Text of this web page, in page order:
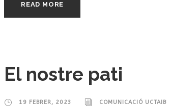
READ MORE
El nostre pati
19 FEBRER, 2023 COMUNICACIÓ UCTAIB